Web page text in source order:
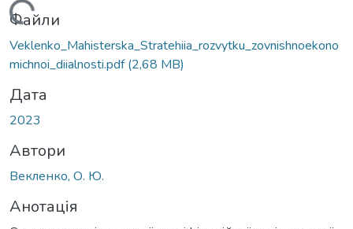
Файли
Veklenko_Mahisterska_Stratehiia_rozvytku_zovnishnoekono
michnoi_diialnosti.pdf(2,68 MB)
Дата
2023
Автори
Векленко, О. Ю.
Анотація